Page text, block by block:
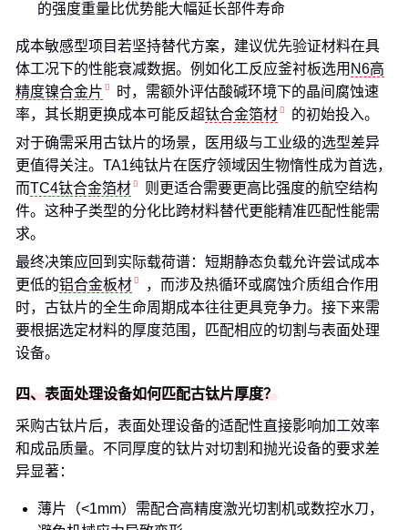
的强度重量比优势能大幅延长部件寿命
成本敏感型项目若坚持替代方案，建议优先验证材料在具
体工况下的性能衰减数据。例如化工反应釜衬板选用 N6高
精度镍合金片
时，需额外评估酸碱环境下的晶间腐蚀速
率，其长期更换成本可能反超钛合金箔材
的初始投入。
对于确需采用古钛片的场景，医用级与工业级的选型差异
更值得关注。TA1纯钛片在医疗领域因生物惰性成为首选，
而TC4钛合金箔材
则更适合需要更高比强度的航空结构
件。这种子类型的分化比跨材料替代更能精准匹配性能需
求。
最终决策应回到实际载荷谱：短期静态负载允许尝试成本
更低的铝合金板材
，而涉及热循环或腐蚀介质组合作用
时，古钛片的全生命周期成本往往更具竞争力。接下来需
要根据选定材料的厚度范围，匹配相应的切割与表面处理
设备。
四、表面处理设备如何匹配古钛片厚度？
采购古钛片后，表面处理设备的适配性直接影响加工效率
和成品质量。不同厚度的钛片对切割和抛光设备的要求差
异显著：
薄片（<1mm）需配合高精度激光切割机或数控水刀，